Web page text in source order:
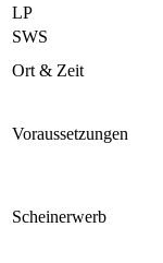
LP
SWS
Ort & Zeit
Voraussetzungen
Scheinerwerb